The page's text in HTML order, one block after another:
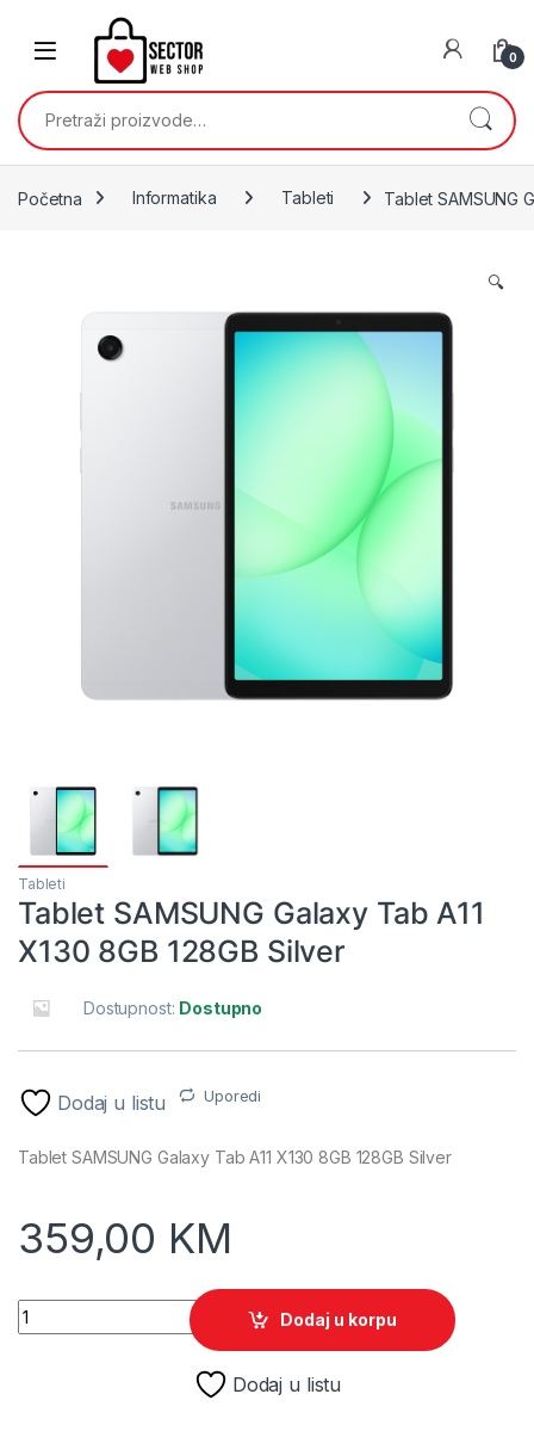
Skip to navigation
0
Pretraži:
Početna Informatika Tableti Tablet SAMSUNG
🔍
Tableti
Tablet SAMSUNG Galaxy Tab A11
X130 8GB 128GB Silver
Dostupnost: Dostupno
Dodaj u listu Uporedi
Tablet SAMSUNG Galaxy Tab A11 X130 8GB 128GB Silver
359,00 KM
Tablet SAMSUNG Galaxy Tab A11 X130 8GB 128GB Silver
Dodaj u korpu
Dodaj u listu